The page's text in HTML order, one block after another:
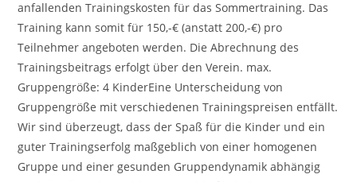
anfallenden Trainingskosten für das Sommertraining. Das
Training kann somit für 150,-€ (anstatt 200,-€) pro
Teilnehmer angeboten werden. Die Abrechnung des
Trainingsbeitrags erfolgt über den Verein. max.
Gruppengröße: 4 KinderEine Unterscheidung von
Gruppengröße mit verschiedenen Trainingspreisen entfällt.
Wir sind überzeugt, dass der Spaß für die Kinder und ein
guter Trainingserfolg maßgeblich von einer homogenen
Gruppe und einer gesunden Gruppendynamik abhängig